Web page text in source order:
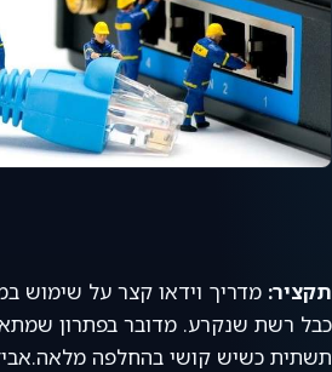
תקציר: מדריך וידאו קצר על שימוש
כבל רשת שנקרע. מדובר בפתרון
תשתית כשיש קושי בהחלפה